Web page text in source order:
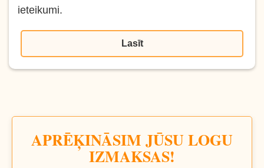
ieteikumi.
Lasīt
APRĒĶINĀSIM JŪSU LOGU
IZMAKSAS!